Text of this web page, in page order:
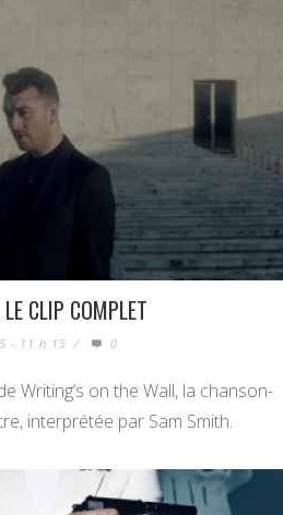
CLIP COMPLET
- 11 h 15 / 0
Writing’s on the Wall, la chanson-
interprétée par Sam Smith.